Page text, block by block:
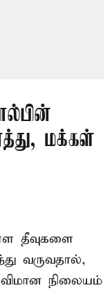
மக்கள்
தீவுகளை
வருவதால்,
நிலையம்